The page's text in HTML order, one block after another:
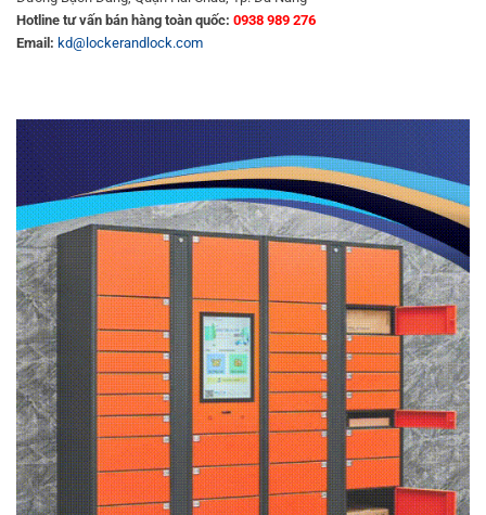
Hotline tư vấn bán hàng toàn quốc: 0938 989 276
Email: kd@lockerandlock.com